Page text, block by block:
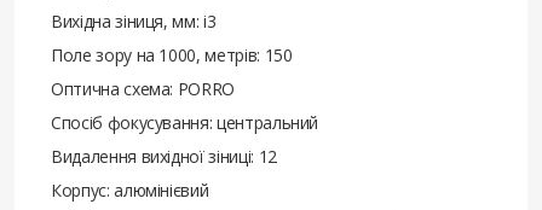
Вихідна зіниця, мм: i3
Поле зору на 1000, метрів: 150
Оптична схема: PORRO
Спосіб фокусування: центральний
Видалення вихідної зіниці: 12
Корпус: алюмінієвий